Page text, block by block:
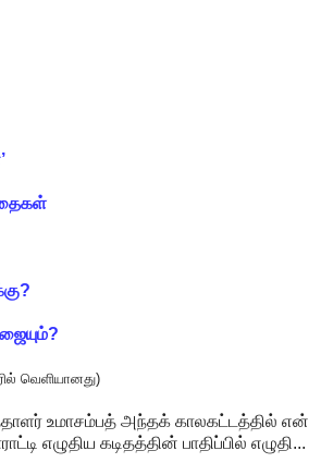
வெளியானது)
உமாசம்பத் அந்தக் காலகட்டத்தில் என்
எழுதிய கடிதத்தின் பாதிப்பில் எழுதி...